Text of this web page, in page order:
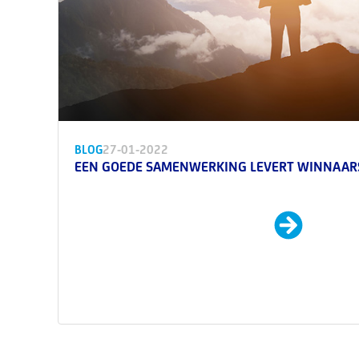
BLOG27-01-2022
EEN GOEDE SAMENWERKING LEVERT